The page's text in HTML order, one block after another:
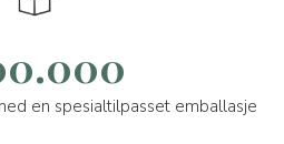
en spesialtilpasset emballasje